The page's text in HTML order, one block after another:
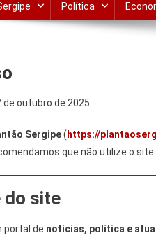
Política
de outubro de 2025
Sergipe( https://
que não utilize o site.
do site
portal de notícias, política e